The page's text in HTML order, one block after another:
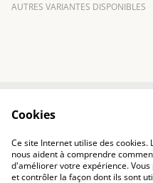
AUTRES VARIANTES DISPONIBLES
Politique de
confidentialité
Cookies
Ce site Internet utilise des cookies.
nous aident à comprendre
d'améliorer votre expérience.
et contrôler la façon dont ils sont